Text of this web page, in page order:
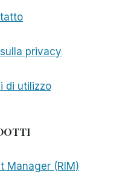
privacy
di utilizzo
Manager (RIM)